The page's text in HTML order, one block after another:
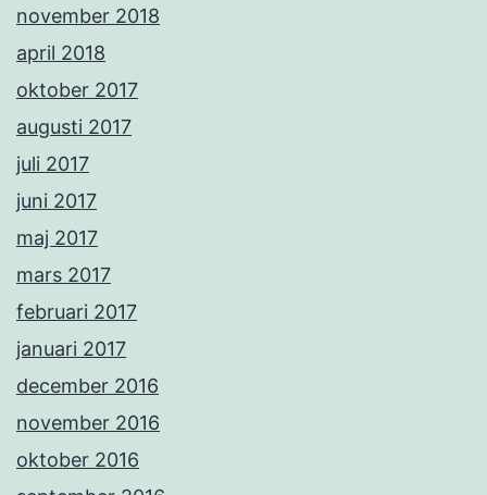
november 2018
april 2018
oktober 2017
augusti 2017
juli 2017
juni 2017
maj 2017
mars 2017
februari 2017
januari 2017
december 2016
november 2016
oktober 2016